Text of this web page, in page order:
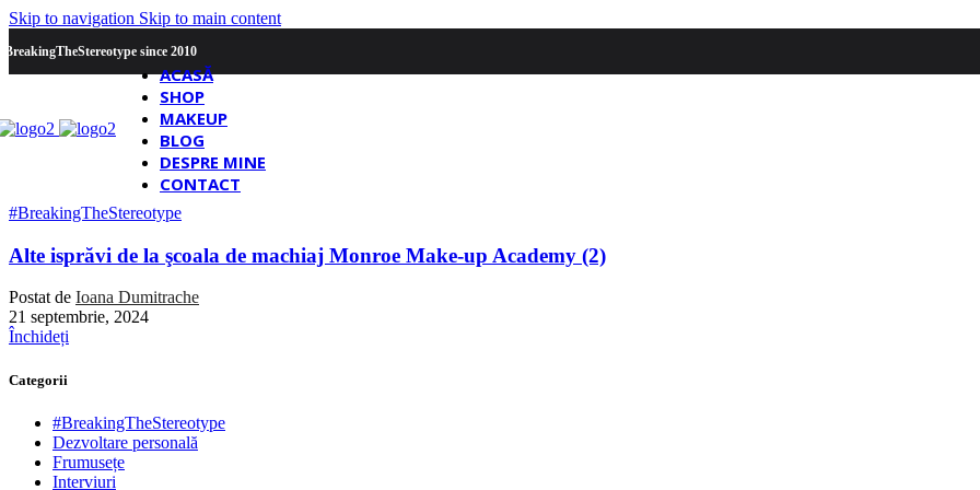
Skip to navigation Skip to main content
since 2010
ACASĂ
SHOP
MAKEUP
BLOG
DESPRE MINE
CONTACT
#BreakingTheStereotype
Alte isprăvi de la şcoala de machiaj Monroe Make-up Academy (2)
Postat de Ioana Dumitrache
21 septembrie, 2024
Închideți
Categorii
#BreakingTheStereotype
Dezvoltare personală
Frumusețe
Interviuri